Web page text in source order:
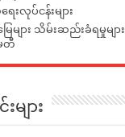
ပ်ငန်းများ
များ သိမ်းဆည်းခံရမှုများ
တီ
ျား